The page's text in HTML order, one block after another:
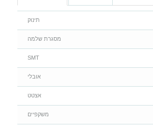
תינוק
מסגרת שלמה
SMT
אובלי
אצטט
משקפיים